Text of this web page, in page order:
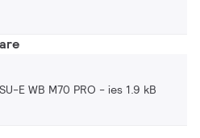
E WB M70 PRO ies 1.9 kB